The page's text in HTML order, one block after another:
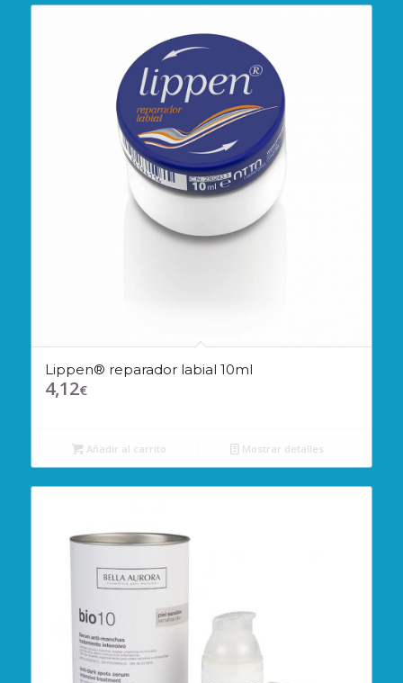
Lippen® reparador labial 10ml
4,12€
Añadir al carrito Mostrar detalles